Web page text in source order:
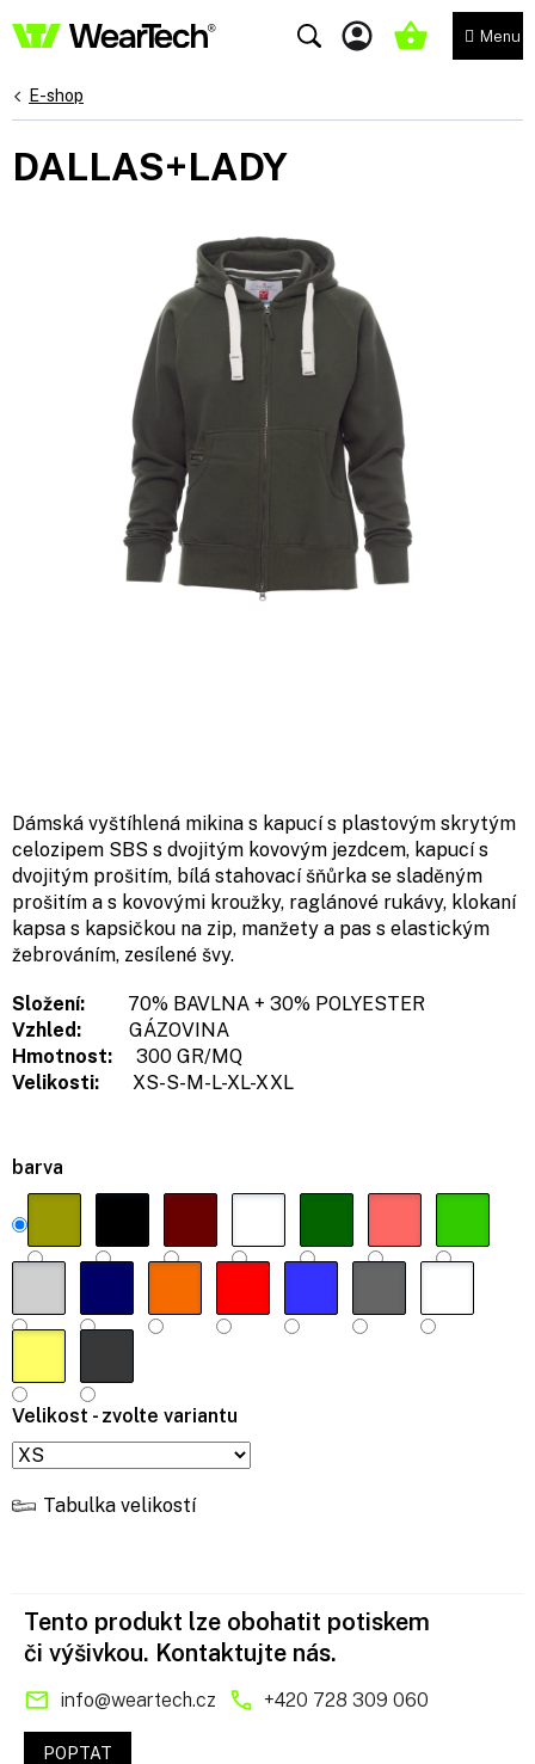
na
NÁKUPNÍ
E-shop
DALLAS+LADY
barva
Velikost - zvolte variantu
Tabulka velikostí
Dámská vyštíhlená mikina s kapucí s plastovým skrytým
celozipem SBS s dvojitým kovovým jezdcem, kapucí s
dvojitým prošitím, bílá stahovací šňůrka se sladěným
prošitím a s kovovými kroužky, raglánové rukávy, klokaní
kapsa s kapsičkou na zip, manžety a pas s elastickým
žebrováním, zesílené švy.
Složení:
70% BAVLNA + 30% POLYESTER
Vzhled:
GÁZOVINA
Hmotnost:
300 GR/MQ
Velikosti:
XS-S-M-L-XL-XXL
Tento produkt lze obohatit potiskem
či výšivkou. Kontaktujte nás.
info@weartech.cz +420 728 309 060
POPTAT